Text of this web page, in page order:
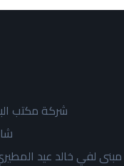
شركة مكتب
شارع
مبنى لفي خالد عيد المطيري، الدور 7، وحدة 21